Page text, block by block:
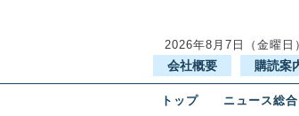
2026年8月7日（金曜日
会社概要 購読案
トップ ニュース総合